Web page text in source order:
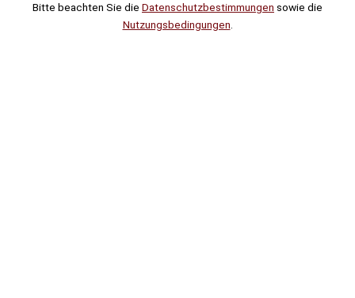
Bitte beachten Sie die Datenschutzbestimmungen sowie die
Nutzungsbedingungen